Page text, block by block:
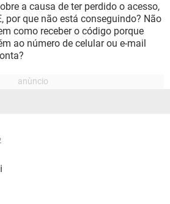
a causa de ter perdido o acesso,
por que não está conseguindo? Não
como receber o código porque
ao número de celular ou e-mail